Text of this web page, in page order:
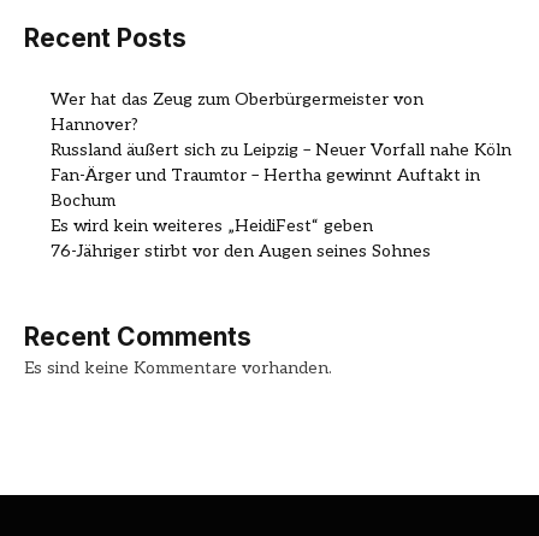
Recent Posts
Wer hat das Zeug zum Oberbürgermeister von
Hannover?
Russland äußert sich zu Leipzig – Neuer Vorfall nahe Köln
Fan-Ärger und Traumtor – Hertha gewinnt Auftakt in
Bochum
Es wird kein weiteres „HeidiFest“ geben
76-Jähriger stirbt vor den Augen seines Sohnes
Recent Comments
Es sind keine Kommentare vorhanden.